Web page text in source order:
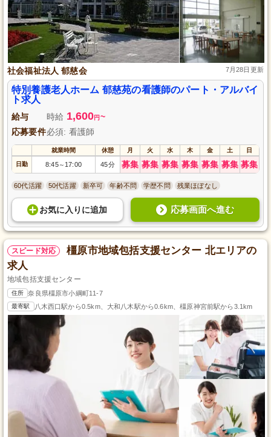
社会福祉法人 郁慈会 7月28日更新
特別養護老人ホーム 郁慈苑の看護師のパート・アルバイ
ト求人
給与 時給 1,600円 ~
応募要件必須: 看護師
就業時間 休憩 月 火 水 木 金 土 日
日勤 8:45～ 17:00 45分 募集 募集 募集 募集 募集 募集 募集
60代活躍 50代活躍 新卒可 年齢不問 学歴不問 残業ほぼなし
お気に入り に追加 応募画面へ進む
スピード対応
橿原市地域包括支援センター 北エリアの
求人
地域包括支援センター
住所 奈良県橿原市小綱町11-7
最寄駅 八木西口駅から0.5km、大和八木駅から0.6km、橿原神宮前駅から3.1km